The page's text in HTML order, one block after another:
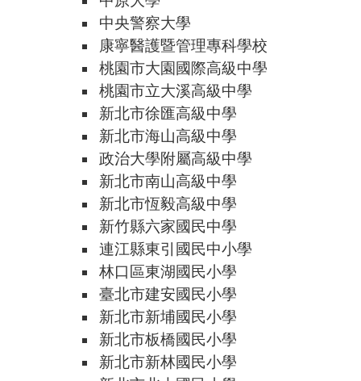
中央警察大學
康寧醫護暨管理專科學校
桃園市大園國際高級中學
桃園市立大溪高級中學
新北市徐匯高級中學
新北市海山高級中學
政治大學附屬高級中學
新北市南山高級中學
新北市恆毅高級中學
新竹縣六家國民中學
連江縣東引國民中小學
林口區東湖國民小學
臺北市建安國民小學
新北市新埔國民小學
新北市板橋國民小學
新北市新林國民小學